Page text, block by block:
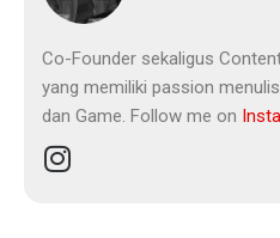
Co-Founder sekaligus
yang memiliki passion
dan Game. Follow me on